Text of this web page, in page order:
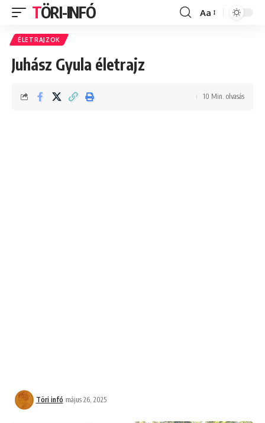
TÖRI-INFÓ
Font
Aa
ÉLETRAJZOK
Juhász Gyula életrajz
Töri infó május 26, 2025
10 Min. olvasás